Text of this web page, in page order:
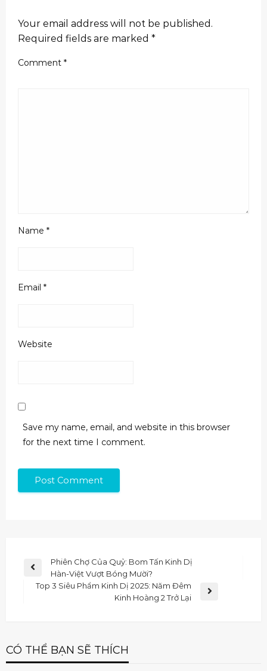
Your email address will not be published.
Required fields are marked *
Comment *
Name *
Email *
Website
Save my name, email, and website in this browser
for the next time I comment.
Phiên Chợ Của Quỷ: Bom Tấn Kinh Dị
Hàn-Việt Vượt Bóng Mười?
Top 3 Siêu Phẩm Kinh Dị 2025: Năm Đêm
Kinh Hoàng 2 Trở Lại
CÓ THỂ BẠN SẼ THÍCH